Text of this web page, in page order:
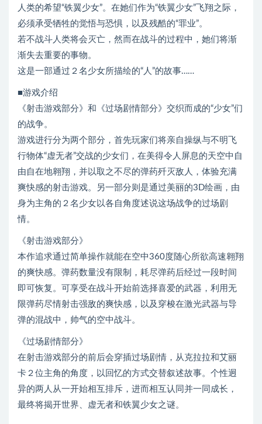
人类的希望“铁翼少女”。在她们作为“铁翼少女”飞翔之际，
必须承受牺牲的觉悟与恐惧，以及残酷的“罪业”。
若不战斗人类将会灭亡，然而在战斗的过程中，她们将渐
渐失去重要的事物。
这是一部通过２名少女所描绘的“人”的故事……
■游戏介绍
《射击游戏部分》和《过场剧情部分》交织而成的“少女”们
的战争。
游戏进行分为两个部分，首先玩家们将亲自操纵与不明飞
行物体“虚无者”交战的少女们，在美得令人屏息的天空中自
由自在地翱翔，并以取之不尽的弹药歼灭敌人，体验充满
爽快感的射击游戏。另一部分则是通过美丽的3D绘画，由
身为主角的２名少女以各自角度述说这场战争的过场剧
情。
《射击游戏部分》
本作追求通过简单操作就能在空中360度随心所欲高速翱翔
的爽快感。弹药数量没有限制，耗尽弹药后经过一段时间
即可恢复。可享受在战斗开始前选择喜爱的武器，利用无
限弹药尽情射击强敌的爽快感，以及穿梭在激光武器与导
弹的混战中，帅气的空中战斗。
《过场剧情部分》
在射击游戏部分的前后会穿插过场剧情，从克拉拉和艾丽
卡２位主角的角度，以回忆的方式交替叙述故事。个性迥
异的两人从一开始相互排斥，进而相互认同并一同成长，
最终将揭开世界、虚无者和铁翼少女之谜。